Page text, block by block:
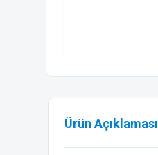
Ürün Açıklaması